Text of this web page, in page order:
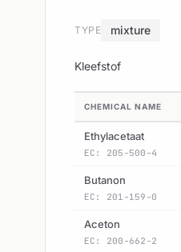
TYPE mixture
Kleefstof
CHEMICAL NAME
Ethylacetaat
EC: 205-500-4
Butanon
EC: 201-159-0
Aceton
EC: 200-662-2